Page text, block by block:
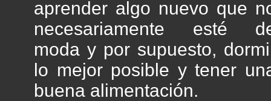
aprender algo nuevo que
necesariamente esté
moda y por supuesto,
lo mejor posible y tener
buena alimentación.